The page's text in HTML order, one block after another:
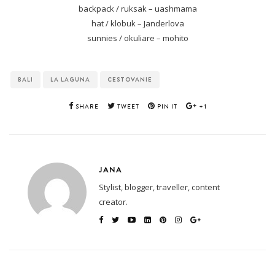
backpack / ruksak – uashmama
hat / klobuk – Janderlova
sunnies / okuliare – mohito
BALI LA LAGUNA CESTOVANIE
SHARE TWEET PIN IT +1
JANA
Stylist, blogger, traveller, content
creator.